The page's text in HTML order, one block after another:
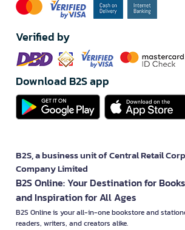
Verified by
Download B2S app
B2S, a business unit of Central Retail
Company Limited
B2S Online: Your Destination for
and Inspiration for All Ages
B2S Online is your all-in-one bookstore and
readers, writers, and creators alike.